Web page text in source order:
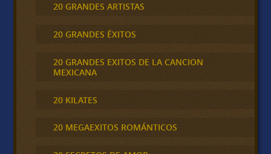
20 GRANDES ARTISTAS
20 GRANDES ÉXITOS
20 GRANDES EXITOS DE LA CANCION
MEXICANA
20 KILATES
20 MEGAEXITOS ROMÁNTICOS